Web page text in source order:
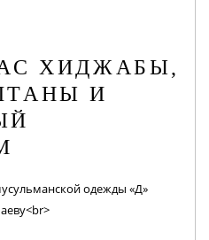
ХИДЖАБЫ,
И
одежды «Д»